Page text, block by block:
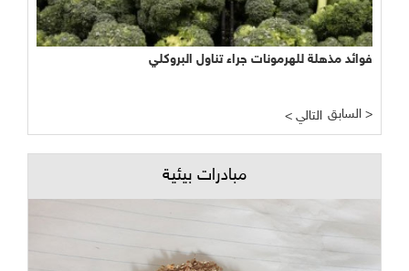
فوائد مذهلة للهرمونات جراء تناول البروكلي
< التالي السابق >
مبادرات بيئية